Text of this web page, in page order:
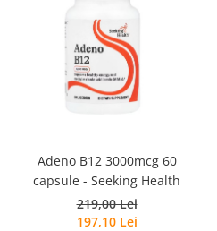
Adeno B12 3000mcg 60
capsule - Seeking Health
219,00 Lei
197,10 Lei